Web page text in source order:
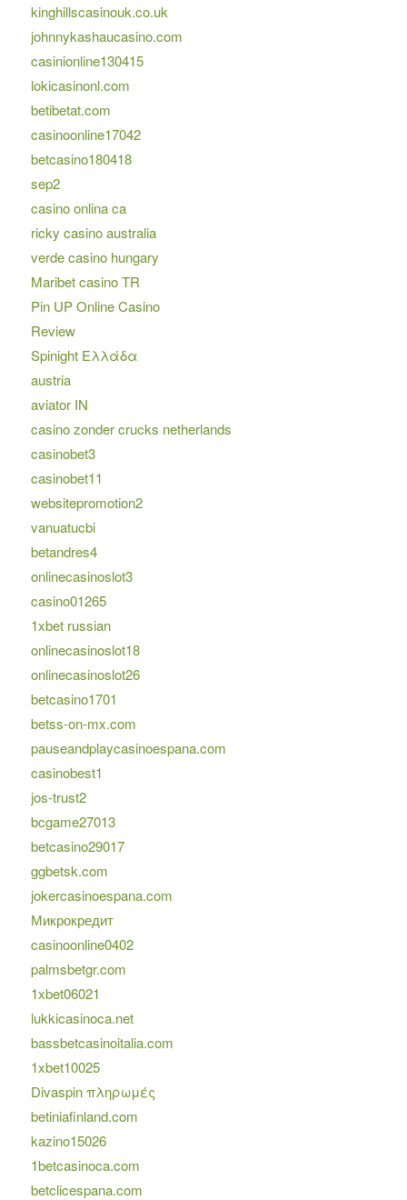
kinghillscasinouk.co.uk
johnnykashaucasino.com
casinionline130415
lokicasinonl.com
betibetat.com
casinoonline17042
betcasino180418
sep2
casino onlina ca
ricky casino australia
verde casino hungary
Maribet casino TR
Pin UP Online Casino
Review
Spinight Ελλάδα
austria
aviator IN
casino zonder crucks netherlands
casinobet3
casinobet11
websitepromotion2
vanuatucbi
betandres4
onlinecasinoslot3
casino01265
1xbet russian
onlinecasinoslot18
onlinecasinoslot26
betcasino1701
betss-on-mx.com
pauseandplaycasinoespana.com
casinobest1
jos-trust2
bcgame27013
betcasino29017
ggbetsk.com
jokercasinoespana.com
Микрокредит
casinoonline0402
palmsbetgr.com
1xbet06021
lukkicasinoca.net
bassbetcasinoitalia.com
1xbet10025
Divaspin πληρωμές
betiniafinland.com
kazino15026
1betcasinoca.com
betclicespana.com